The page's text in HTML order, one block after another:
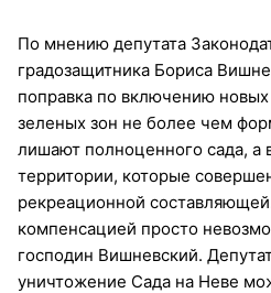
По мнению депутата
градозащитника Бориса
поправка по включению
зеленых зон не более чем
лишают полноценного сада, а
территории, которые
рекреационной
компенсацией просто
господин Вишневский.
уничтожение Сада на Неве